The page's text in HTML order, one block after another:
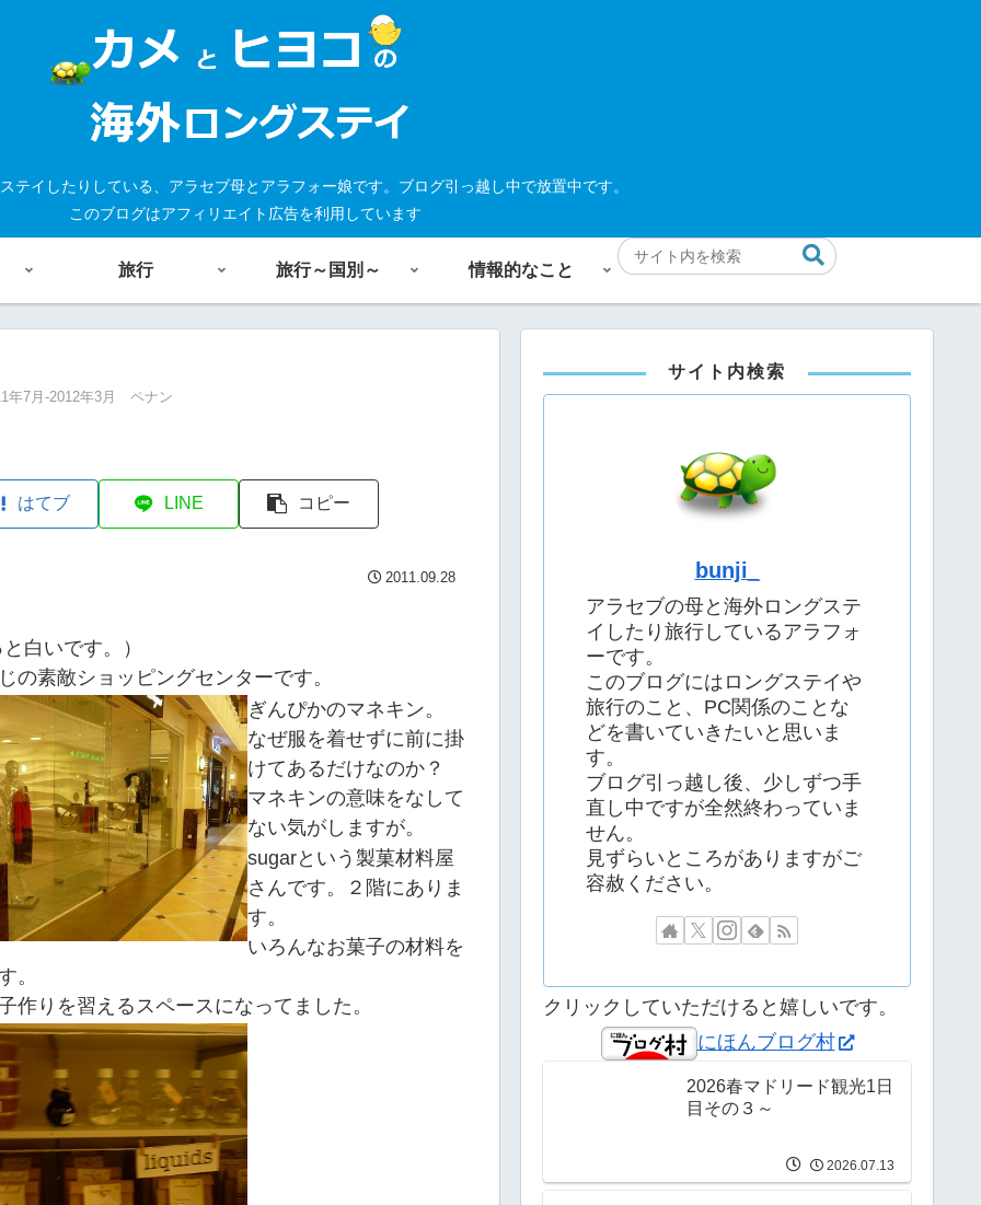
テイしたりしている、アラセブ母とアラフォー娘です。ブログ引っ越し中で放置中です。
このブログはアフィリエイト広告を利用しています
旅行 旅行～国別～ 情報的なこと
年7月-2012年3月 ペナン
はてブ LINE コピー
2011.09.28
白いです。）
の素敵ショッピングセンターです。
ぎんぴかのマネキン。
なぜ服を着せずに前に掛
けてあるだけなのか？
マネキンの意味をなして
ない気がしますが。
sugarという製菓材料屋
さんです。２階にありま
す。
いろんなお菓子の材料を
。
作りを習えるスペースになってました。
サイト内検索
bunji_
アラセブの母と海外ロングステ
イしたり旅行しているアラフォ
ーです。
このブログにはロングステイや
旅行のこと、PC関係のことな
どを書いていきたいと思いま
す。
ブログ引っ越し後、少しずつ手
直し中ですが全然終わっていま
せん。
見ずらいところがありますがご
容赦ください。
クリックしていただけると嬉しいです。
にほんブログ村
2026春マドリード観光1日
目その３～
2026.07.13